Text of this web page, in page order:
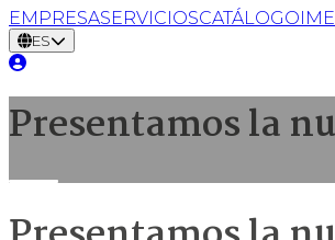
EMPRESASERVICIOSCATÁLOGO
ES
Presentamos la